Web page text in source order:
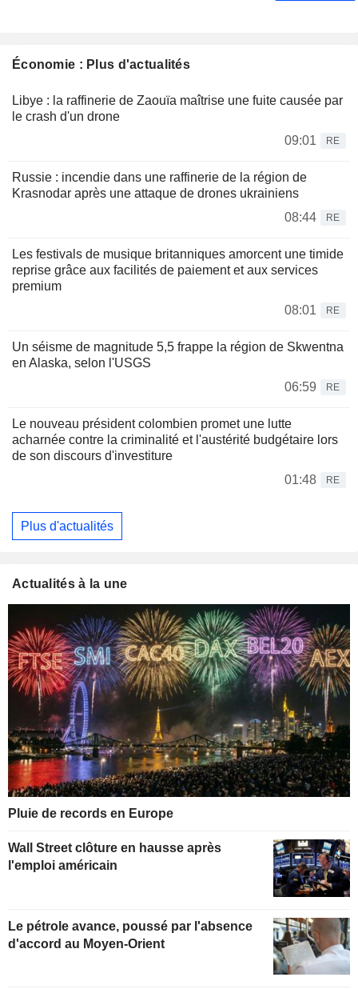
Économie : Plus d'actualités
Libye : la raffinerie de Zaouïa maîtrise une fuite causée par
le crash d'un drone
09:01
RE
Russie : incendie dans une raffinerie de la région de
Krasnodar après une attaque de drones ukrainiens
08:44
RE
Les festivals de musique britanniques amorcent une timide
reprise grâce aux facilités de paiement et aux services
premium
08:01
RE
Un séisme de magnitude 5,5 frappe la région de Skwentna
en Alaska, selon l'USGS
06:59
RE
Le nouveau président colombien promet une lutte
acharnée contre la criminalité et l'austérité budgétaire lors
de son discours d'investiture
01:48
RE
Plus d'actualités
Actualités à la une
Pluie de records en Europe
Wall Street clôture en hausse après
l'emploi américain
Le pétrole avance, poussé par l'absence
d'accord au Moyen-Orient